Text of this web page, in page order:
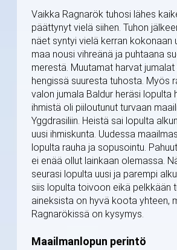
Vaikka Ragnarök tuhosi lähes
päättynyt vielä siihen. Tuhon
näet syntyi vielä kerran kokonaan
maa nousi vihreänä ja puhtaana
merestä. Muutamat harvat
hengissä suuresta tuhosta. Myös
valon jumala Baldur heräsi lopulta
ihmistä oli piiloutunut turvaan
Yggdrasiliin. Heistä sai lopulta
uusi ihmiskunta. Uudessa
lopulta rauha ja sopusointu.
ei enää ollut lainkaan olemassa.
seurasi lopulta uusi ja parempi
siis lopulta toivoon eikä pelkkään
aineksista on hyvä koota yhteen,
Ragnarökissä on kysymys.
Maailmanlopun perintö